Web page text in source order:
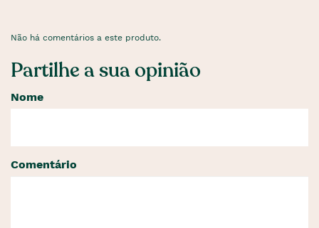
Não há comentários a este produto.
Partilhe a sua opinião
Nome
Comentário